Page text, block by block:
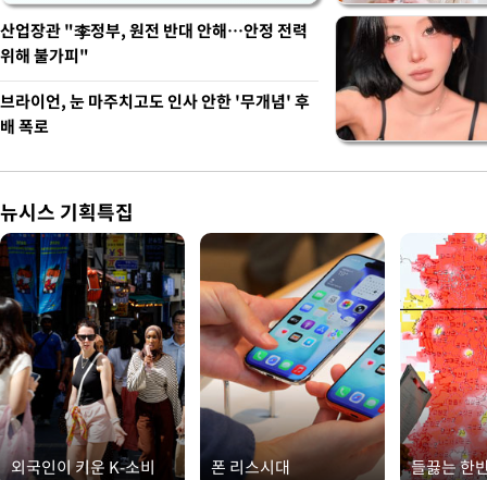
산업장관 "李정부, 원전 반대 안해…안정 전력
위해 불가피"
브라이언, 눈 마주치고도 인사 안한 '무개념' 후
배 폭로
뉴시스 기획특집
외국인이 키운 K-소비 폰 리스시대 들끓는 한